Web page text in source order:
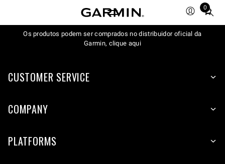
0
Total
items
in
Os produtos podem ser comprados no distribuidor oficial da
Garmin, clique aqui
CUSTOMER SERVICE
COMPANY
PLATFORMS